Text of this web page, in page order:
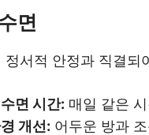
면
정서적 안정과 직결
면 시간: 매일 같은
개선: 어두운 방과